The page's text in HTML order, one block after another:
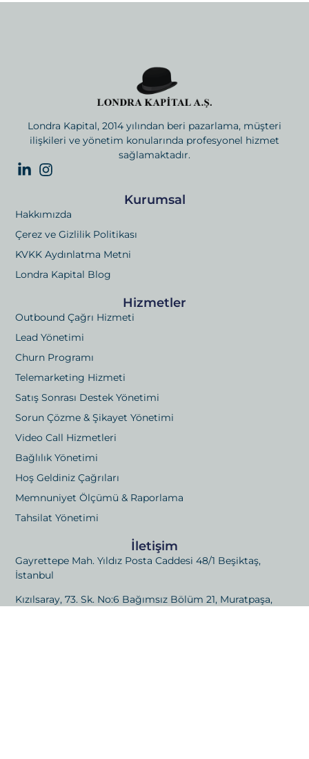
Londra Kapital, 2014 yılından beri pazarlama, müşteri
ilişkileri ve yönetim konularında profesyonel hizmet
sağlamaktadır.
Hizmetler
Outbound Çağrı Hizmeti
Lead Yönetimi
Churn Programı
Telemarketing Hizmeti
Satış Sonrası Destek Yönetimi
Sorun Çözme & Şikayet Yönetimi
Video Call Hizmetleri
Bağlılık Yönetimi
Hoş Geldiniz Çağrıları
Memnuniyet Ölçümü & Raporlama
Tahsilat Yönetimi
Kurumsal
Hakkımızda
Çerez ve Gizlilik Politikası
KVKK Aydınlatma Metni
Londra Kapital Blog
İletişim
Gayrettepe Mah. Yıldız Posta Caddesi 48/1 Beşiktaş,
İstanbul
Kızılsaray, 73. Sk. No:6 Bağımsız Bölüm 21, Muratpaşa,